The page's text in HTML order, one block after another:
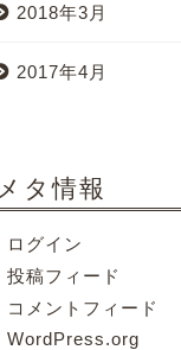
2018年3月
2017年4月
メタ情報
ログイン
投稿フィード
コメントフィード
WordPress.org